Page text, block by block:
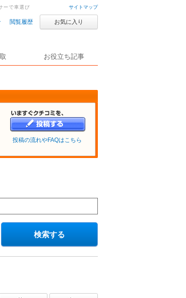
サイトマップ
閲覧履歴 お気に入り
お役立ち記事
ーで車選び
投稿の流れやFAQはこちら
検索する